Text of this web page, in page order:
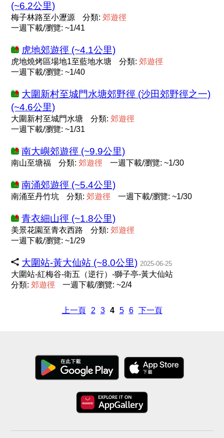
(~6.2公里)
梅子林路至小瀝源 分類:郊遊徑
一週下載/瀏覽: ~1/41
虎地郊遊徑 (~4.1公里)
虎地燒烤區場地1至藍地水塘 分類:郊遊徑
一週下載/瀏覽: ~1/40
大圍新村至城門水塘郊野徑 (沙田郊野徑之一)
(~4.6公里)
大圍新村至城門水塘 分類:郊遊徑
一週下載/瀏覽: ~1/31
南大嶼郊遊徑 (~9.9公里)
南山至塘福 分類:郊遊徑 一週下載/瀏覽: ~1/30
南涌郊遊徑 (~5.4公里)
南涌至丹竹坑 分類:郊遊徑 一週下載/瀏覽: ~1/30
青衣細山徑 (~1.8公里)
美景花園至青衣西路 分類:郊遊徑
一週下載/瀏覽: ~1/29
大圍站-黃大仙站 (~8.0公里) 2025-06-25
大圍站-紅梅谷-衛五（逆行）-獅子亭-黃大仙站
分類:郊遊徑 一週下載/瀏覽: ~2/4
上一頁 2 3 4 5 6 下一頁